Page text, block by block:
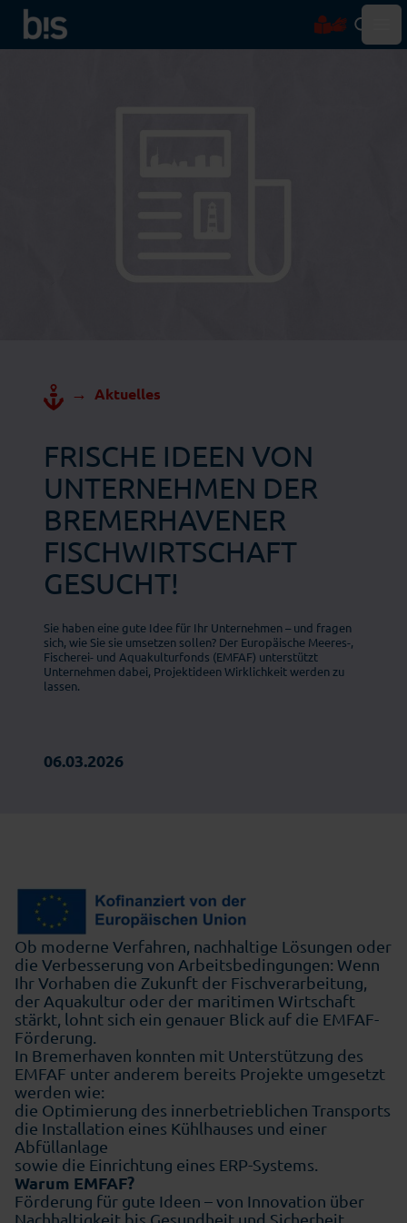
→ Aktuelles
FRISCHE IDEEN VON
UNTERNEHMEN DER
BREMERHAVENER
FISCHWIRTSCHAFT
GESUCHT!
Sie haben eine gute Idee für Ihr Unternehmen – und fragen
sich, wie Sie sie umsetzen sollen? Der Europäische Meeres-,
Fischerei- und Aquakulturfonds (EMFAF) unterstützt
Unternehmen dabei, Projektideen Wirklichkeit werden zu
lassen.
06.03.2026
Ob moderne Verfahren, nachhaltige Lösungen oder
die Verbesserung von Arbeitsbedingungen: Wenn
Ihr Vorhaben die Zukunft der Fischverarbeitung,
der Aquakultur oder der maritimen Wirtschaft
stärkt, lohnt sich ein genauer Blick auf die EMFAF-
Förderung.
In Bremerhaven konnten mit Unterstützung des
EMFAF unter anderem bereits Projekte umgesetzt
werden wie:
die Optimierung des innerbetrieblichen Transports
die Installation eines Kühlhauses und einer
Abfüllanlage
sowie die Einrichtung eines ERP-Systems.
Warum EMFAF?
Förderung für gute Ideen – von Innovation über
Nachhaltigkeit bis Gesundheit und Sicherheit